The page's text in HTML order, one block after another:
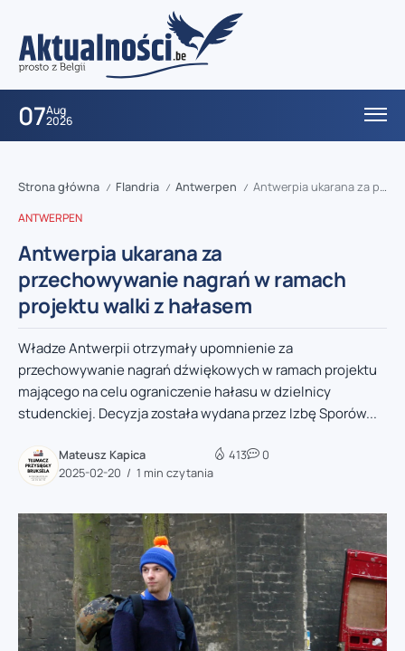
07Aug
2026
Strona główna / Flandria / Antwerpen / Antwerpia ukarana za przechowywanie nagrań w ramach projektu walki z hałasem
ANTWERPEN
Antwerpia ukarana za
przechowywanie nagrań w ramach
projektu walki z hałasem
Władze Antwerpii otrzymały upomnienie za
przechowywanie nagrań dźwiękowych w ramach projektu
mającego na celu ograniczenie hałasu w dzielnicy
studenckiej. Decyzja została wydana przez Izbę Sporów...
Mateusz Kapica
2025-02-20
1 min czytania
413 0